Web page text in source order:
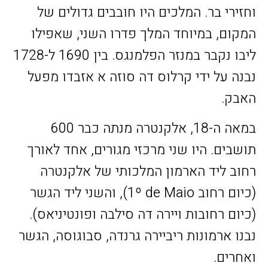
וחזירי בר. המלכים היו חובבים גדולים של
המקום, במיוחד המלך פדרו השני, שאפילו
ליבו נקבר במנזר הפלמנגס. בין 1690 ל-1728
נבנה על ידי קרלוס דה סוזה א אזבדו מפעל
האבק.
במאה ה-18, אלקנטרה מנתה כבר 600
תושבים. היו שני מרכזי מגורים, אחד לאורך
רחוב ליד הארמון המלכותי של אלקנטרה
(כיום רחוב 1º de Maio), והשני ליד הגשר
(כיום רחובות ויירה דה סילבה ופונטיניאס).
נבנו ארמונות ריביירה גרנדה, סבוגוסה, הגשר
ואחרים.